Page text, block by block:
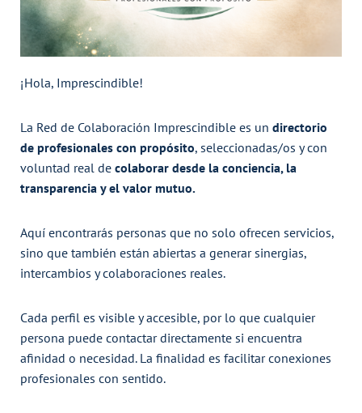
¡Hola, Imprescindible!
La Red de Colaboración Imprescindible es un directorio
de profesionales con propósito, seleccionadas/os y con
voluntad real de colaborar desde la conciencia, la
transparencia y el valor mutuo.
Aquí encontrarás personas que no solo ofrecen servicios,
sino que también están abiertas a generar sinergias,
intercambios y colaboraciones reales.
Cada perfil es visible y accesible, por lo que cualquier
persona puede contactar directamente si encuentra
afinidad o necesidad. La finalidad es facilitar conexiones
profesionales con sentido.